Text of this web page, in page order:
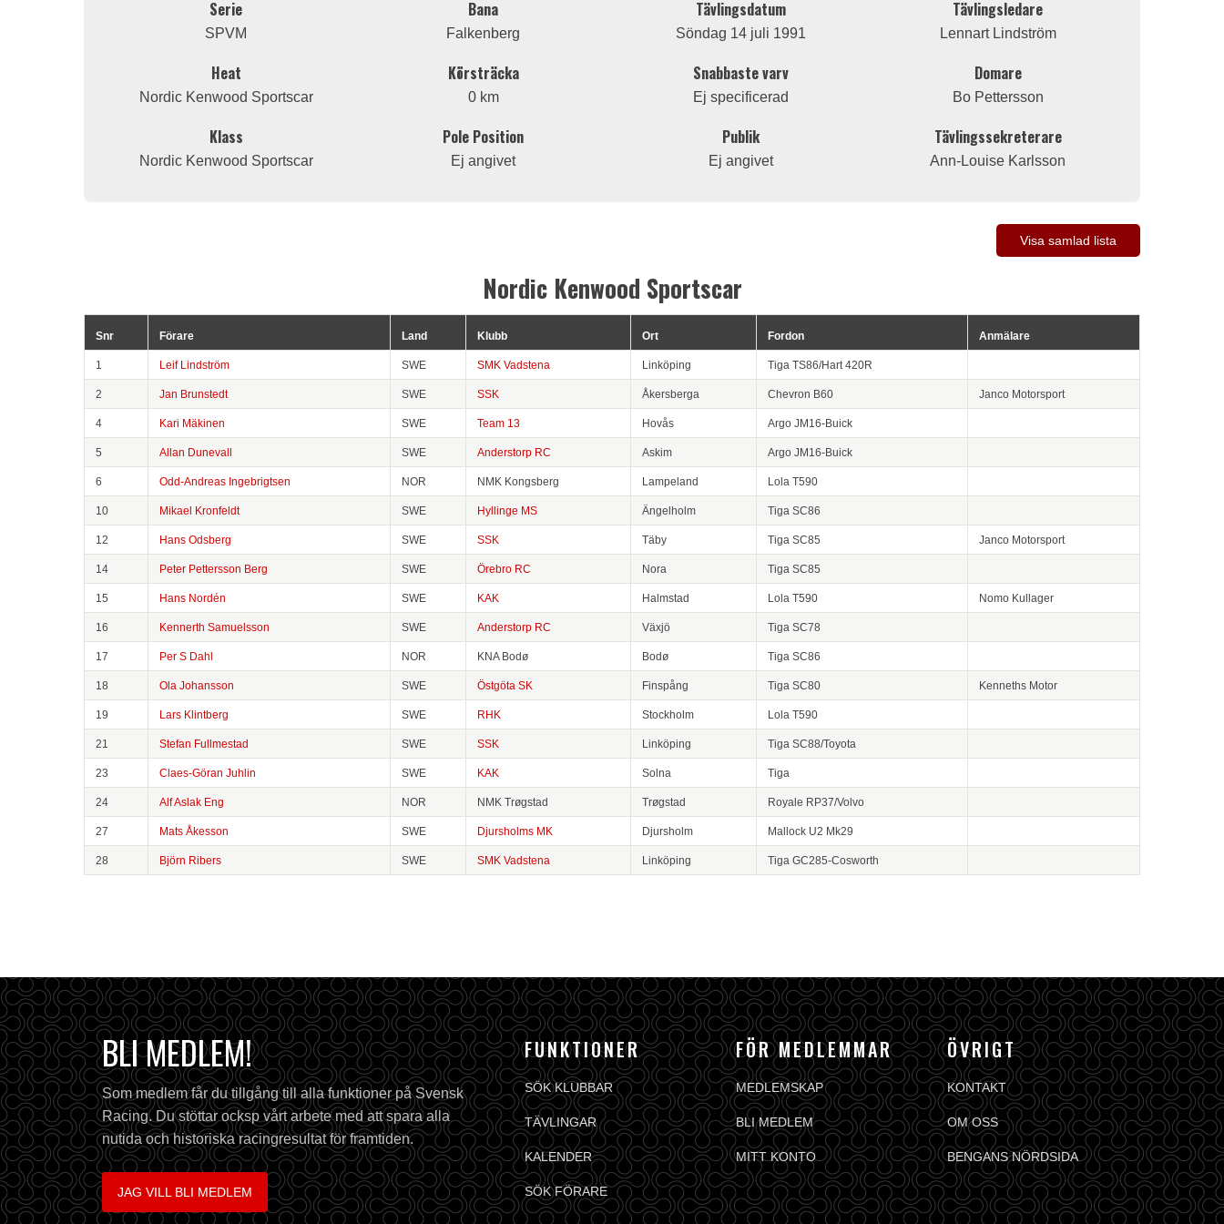
Serie
SPVM
Heat
Nordic Kenwood Sportscar
Klass
Nordic Kenwood Sportscar
Bana
Falkenberg
Körsträcka
0 km
Pole Position
Ej angivet
Tävlingsdatum
Söndag 14 juli 1991
Snabbaste varv
Ej specificerad
Publik
Ej angivet
Tävlingsledare
Lennart Lindström
Domare
Bo Pettersson
Tävlingssekreterare
Ann-Louise Karlsson
Visa samlad lista
Nordic Kenwood Sportscar
Snr Förare Land Klubb Ort Fordon Anmälare
1 Leif Lindström SWE SMK Vadstena Linköping Tiga TS86/Hart 420R
2 Jan Brunstedt SWE SSK Åkersberga Chevron B60 Janco Motorsport
4 Kari Mäkinen SWE Team 13 Hovås Argo JM16-Buick
5 Allan Dunevall SWE Anderstorp RC Askim Argo JM16-Buick
6 Odd-Andreas Ingebrigtsen NOR NMK Kongsberg Lampeland Lola T590
10 Mikael Kronfeldt SWE Hyllinge MS Ängelholm Tiga SC86
12 Hans Odsberg SWE SSK Täby Tiga SC85 Janco Motorsport
14 Peter Pettersson Berg SWE Örebro RC Nora Tiga SC85
15 Hans Nordén SWE KAK Halmstad Lola T590 Nomo Kullager
16 Kennerth Samuelsson SWE Anderstorp RC Växjö Tiga SC78
17 Per S Dahl NOR KNA Bodø Bodø Tiga SC86
18 Ola Johansson SWE Östgöta SK Finspång Tiga SC80 Kenneths Motor
19 Lars Klintberg SWE RHK Stockholm Lola T590
21 Stefan Fullmestad SWE SSK Linköping Tiga SC88/Toyota
23 Claes-Göran Juhlin SWE KAK Solna Tiga
24 Alf Aslak Eng NOR NMK Trøgstad Trøgstad Royale RP37/Volvo
27 Mats Åkesson SWE Djursholms MK Djursholm Mallock U2 Mk29
28 Björn Ribers SWE SMK Vadstena Linköping Tiga GC285-Cosworth
BLI MEDLEM!
Som medlem får du tillgång till alla funktioner på Svensk
Racing. Du stöttar ocksp vårt arbete med att spara alla
nutida och historiska racingresultat för framtiden.
JAG VILL BLI MEDLEM
FUNKTIONER
SÖK KLUBBAR
TÄVLINGAR
KALENDER
SÖK FÖRARE
FÖR MEDLEMMAR
MEDLEMSKAP
BLI MEDLEM
MITT KONTO
ÖVRIGT
KONTAKT
OM OSS
BENGANS NÖRDSIDA